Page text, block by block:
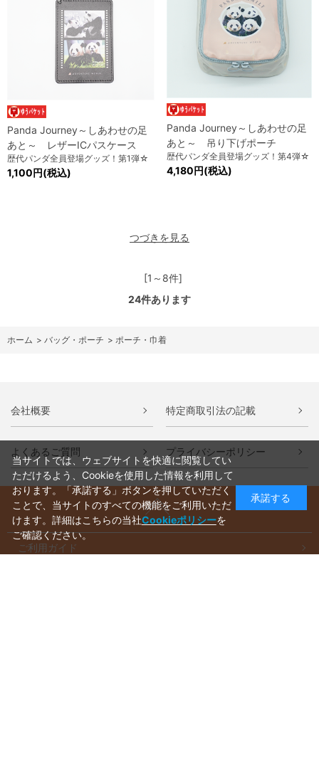
Panda Journey～しあわせの足
あと～ レザーICパスケース
歴代パンダ全員登場グッズ！第1弾☆
1,100円(税込)
Panda Journey～しあわせの足
あと～ 吊り下げポーチ
歴代パンダ全員登場グッズ！第4弾☆
4,180円(税込)
つづきを見る
[1～8件]
24件あります
ホーム > バッグ・ポーチ > ポーチ・巾着
会社概要 特定商取引法の記載
よくあるご質問 プライバシーポリシー
ご利用ガイド
当サイトでは、ウェブサイトを快適に閲覧してい
ただけるよう、Cookieを使用した情報を利用して
おります。「承諾する」ボタンを押していただく
ことで、当サイトのすべての機能をご利用いただ
けます。詳細はこちらの当社Cookieポリシーを
ご確認ください。
承諾する